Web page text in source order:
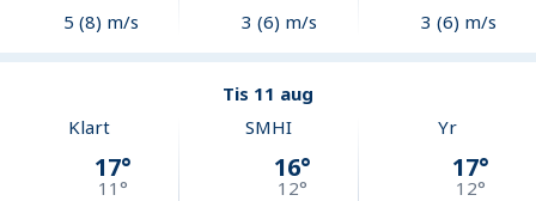
5 (8) m/s
3 (6) m/s
3 (6) m/s
Tis 11 aug
Klart
17°
11°
SMHI
16°
12°
Yr
17°
12°